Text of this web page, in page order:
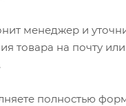
менеджер и
товара на почту или
полностью